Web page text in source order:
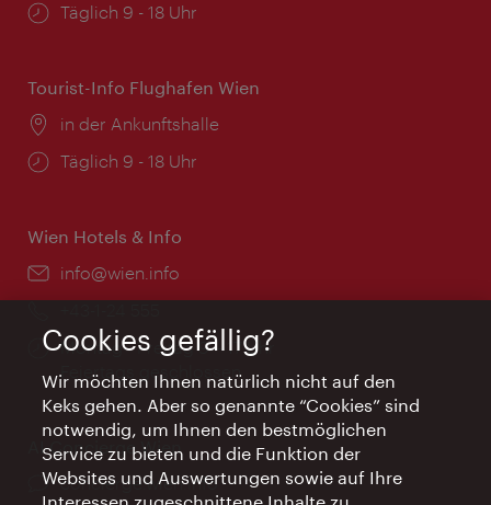
Öffnungszeiten:
Täglich 9 - 18 Uhr
Tourist-Info Flughafen Wien
Ort:
in der Ankunftshalle
Öffnungszeiten:
Täglich 9 - 18 Uhr
Wien Hotels & Info
Email:
info@wien.info
Öffnungszeiten:
Montag - Freitag 9 – 17 Uhr
Feiertags geschlossen
AI Concierge Wien
Ort:
concierge.wien.info
Cookies gefällig?
Wir möchten Ihnen natürlich nicht auf den
Keks gehen. Aber so genannte “Cookies” sind
notwendig, um Ihnen den bestmöglichen
Service zu bieten und die Funktion der
Websites und Auswertungen sowie auf Ihre